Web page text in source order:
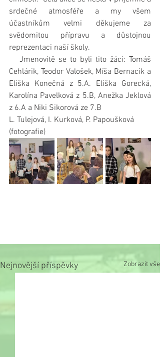
srdečné atmosféře a my všem
účastníkům velmi děkujeme za
svědomitou přípravu a důstojnou
reprezentaci naší školy.
Cehlárik, Teodor Valošek, Míša Bernacik a
Eliška Konečná z 5.A. Eliška Gorecká,
Karolína Pavelková z 5.B, Anežka Jeklová
z 6.A a Niki Sikorová ze 7.B
L. Tulejová, I. Kurková, P. Papoušková
(fotografie)
Nejnovější příspěvky Zobrazit vše